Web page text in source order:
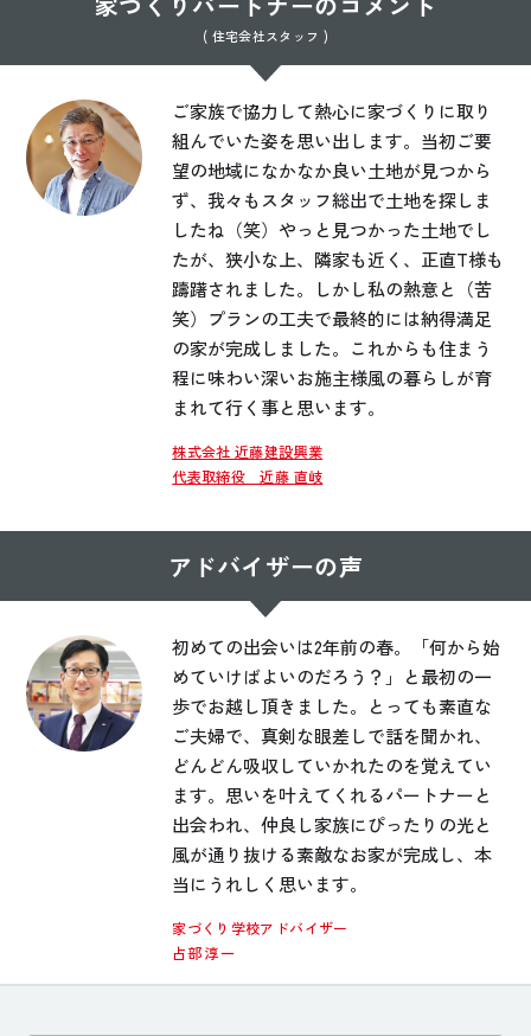
( 住宅会社スタッフ )
ご家族で協力して熱心に家づくりに取り
組んでいた姿を思い出します。当初ご要
望の地域になかなか良い土地が見つから
ず、我々もスタッフ総出で土地を探しま
したね（笑）やっと見つかった土地でし
たが、狭小な上、隣家も近く、正直T様も
躊躇されました。しかし私の熱意と（苦
笑）プランの工夫で最終的には納得満足
の家が完成しました。これからも住まう
程に味わい深いお施主様風の暮らしが育
まれて行く事と思います。
株式会社 近藤建設興業
代表取締役 近藤 直岐
アドバイザーの声
初めての出会いは2年前の春。「何から始
めていけばよいのだろう？」と最初の一
歩でお越し頂きました。とっても素直な
ご夫婦で、真剣な眼差しで話を聞かれ、
どんどん吸収していかれたのを覚えてい
ます。思いを叶えてくれるパートナーと
出会われ、仲良し家族にぴったりの光と
風が通り抜ける素敵なお家が完成し、本
当にうれしく思います。
家づくり学校アドバイザー
占部 淳一